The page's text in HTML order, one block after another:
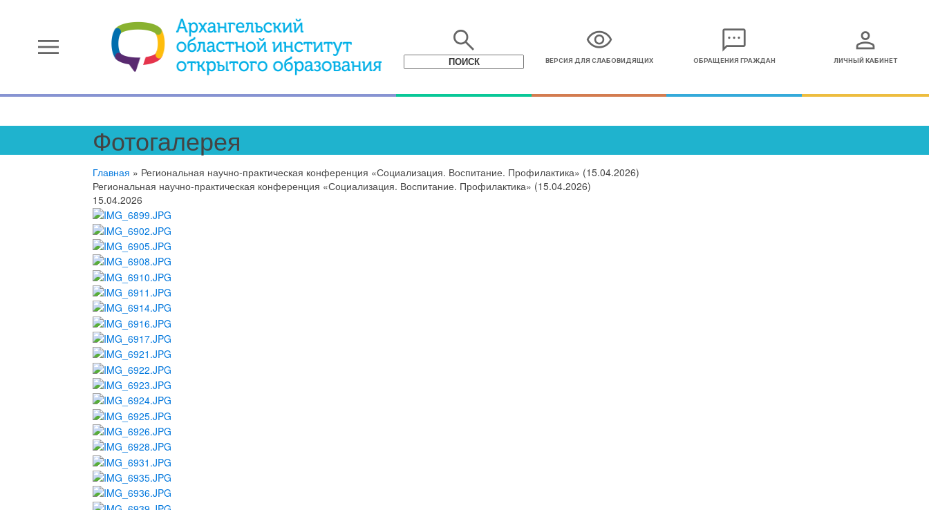
menu search visibility
ВЕРСИЯ ДЛЯ СЛАБОВИДЯЩИХ
sms
ОБРАЩЕНИЯ ГРАЖДАН
person
ЛИЧНЫЙ КАБИНЕТ
Фотогалерея
Главная » Региональная научно-практическая конференция «Социализация. Воспитание. Профилактика» (15.04.2026)
Региональная научно-практическая конференция «Социализация. Воспитание. Профилактика» (15.04.2026)
15.04.2026